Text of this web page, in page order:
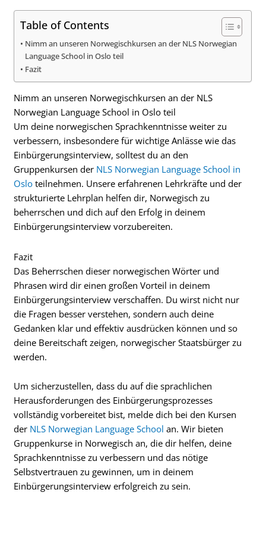
Table of Contents
Nimm an unseren Norwegischkursen an der NLS Norwegian
Language School in Oslo teil
Fazit
Nimm an unseren Norwegischkursen an der NLS
Norwegian Language School in Oslo teil
Um deine norwegischen Sprachkenntnisse weiter zu
verbessern, insbesondere für wichtige Anlässe wie das
Einbürgerungsinterview, solltest du an den
Gruppenkursen der NLS Norwegian Language School in
Oslo teilnehmen. Unsere erfahrenen Lehrkräfte und der
strukturierte Lehrplan helfen dir, Norwegisch zu
beherrschen und dich auf den Erfolg in deinem
Einbürgerungsinterview vorzubereiten.
Fazit
Das Beherrschen dieser norwegischen Wörter und
Phrasen wird dir einen großen Vorteil in deinem
Einbürgerungsinterview verschaffen. Du wirst nicht nur
die Fragen besser verstehen, sondern auch deine
Gedanken klar und effektiv ausdrücken können und so
deine Bereitschaft zeigen, norwegischer Staatsbürger zu
werden.
Um sicherzustellen, dass du auf die sprachlichen
Herausforderungen des Einbürgerungsprozesses
vollständig vorbereitet bist, melde dich bei den Kursen
der NLS Norwegian Language School an. Wir bieten
Gruppenkurse in Norwegisch an, die dir helfen, deine
Sprachkenntnisse zu verbessern und das nötige
Selbstvertrauen zu gewinnen, um in deinem
Einbürgerungsinterview erfolgreich zu sein.